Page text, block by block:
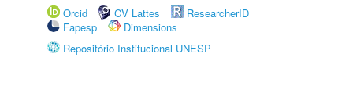
Orcid
CV Lattes
ResearcherID
Fapesp
Dimensions
Repositório Institucional UNESP